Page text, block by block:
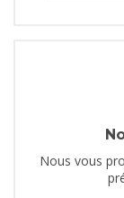
Nous vous